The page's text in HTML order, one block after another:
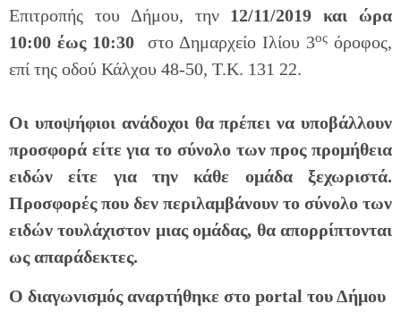
Επιτροπής του Δήμου, την 12/11/2019 και ώρα
10:00 έως 10:30 στο Δημαρχείο Ιλίου 3οςόροφος,
επί της οδού Κάλχου 48-50, Τ.Κ. 131 22.
Οι υποψήφιοι ανάδοχοι θα πρέπει να υποβάλλουν
προσφορά είτε για το σύνολο των προς προμήθεια
ειδών είτε για την κάθε ομάδα ξεχωριστά.
Προσφορές που δεν περιλαμβάνουν το σύνολο των
ειδών τουλάχιστον μιας ομάδας, θα απορρίπτονται
ως απαράδεκτες.
Ο διαγωνισμός αναρτήθηκε στο portal του Δήμου